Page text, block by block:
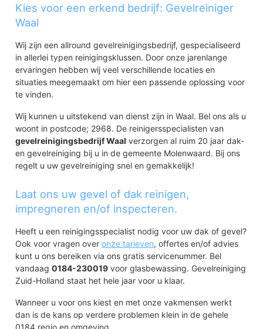
Kies voor een erkend bedrijf: Gevelreiniger
Waal
Wij zijn een allround gevelreinigingsbedrijf, gespecialiseerd
in allerlei typen reinigingsklussen. Door onze jarenlange
ervaringen hebben wij veel verschillende locaties en
situaties meegemaakt om hier een passende oplossing voor
te vinden.
Wij kunnen u uitstekend van dienst zijn in Waal. Bel ons als u
woont in postcode; 2968. De reinigersspecialisten van
gevelreinigingsbedrijf Waal verzorgen al ruim 20 jaar dak-
en gevelreiniging bij u in de gemeente Molenwaard. Bij ons
regelt u uw gevelreiniging snel en gemakkelijk!
Laat ons uw gevel of dak reinigen,
impregneren en/of inspecteren.
Heeft u een reinigingsspecialist nodig voor uw dak of gevel?
Ook voor vragen overonze tarieven, offertes en/of advies
kunt u ons bereiken via ons gratis servicenummer. Bel
vandaag0184-230019 voor glasbewassing. Gevelreiniging
Zuid-Holland staat het hele jaar voor u klaar.
Wanneer u voor ons kiest en met onze vakmensen werkt
dan is de kans op verdere problemen klein in de gehele
0184 regio en omgeving.